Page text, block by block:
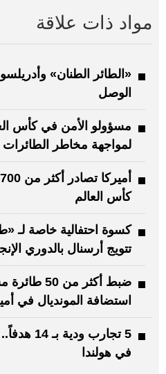
مواد ذات علاقة
«الطائر الطنان»
الوصل
مسؤولو الأمن في كأس
لمواجهة مخاطر الطائرات
كأس العالم
كسوة احتفالية خاصة لـ
تتويج أرسنال بالدوري
ضبط أكثر
استضافة المونديال في
5 تجارب
في هولندا